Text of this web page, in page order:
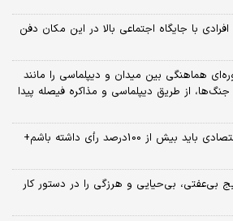
با جایگاه اجتماعی بالا در این مکان دفن
هماهنگی بین میدان و دیپلماسی را مانند
از طریق دیپلماسی و مذاکره فیصله پیدا
ترامپ: در نظرسنجی‌های اقتصادی باید بیش از 100درصد رأی داشته باشم+
بی‌عفتی، بی‌حیایی و هرزگی را در دستور کار